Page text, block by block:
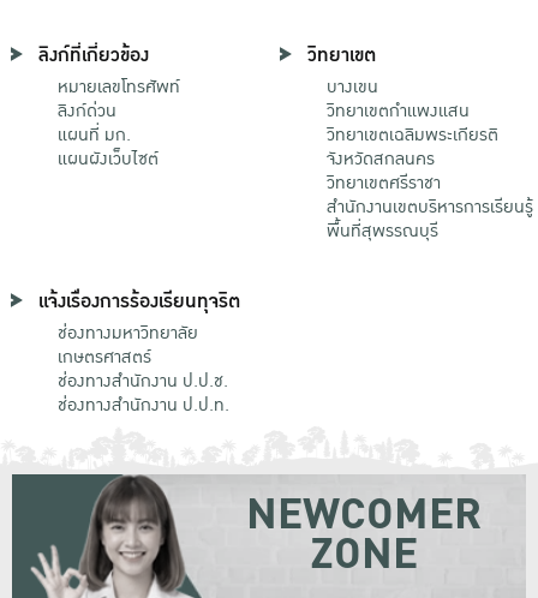
ลิงก์ที่เกี่ยวข้อง
หมายเลขโทรศัพท์
ลิงก์ด่วน
แผนที่ มก.
แผนผังเว็บไซต์
วิทยาเขต
บางเขน
วิทยาเขตกําแพงแสน
วิทยาเขตเฉลิมพระเกียรติ
จังหวัดสกลนคร
วิทยาเขตศรีราชา
สำนักงานเขตบริหารการเรียนรู้
พื้นที่สุพรรณบุรี
แจ้งเรื่องการร้องเรียนทุจริต
ช่องทางมหาวิทยาลัย
เกษตรศาสตร์
ช่องทางสำนักงาน ป.ป.ช.
ช่องทางสำนักงาน ป.ป.ท.
NEWCOMER
ZONE